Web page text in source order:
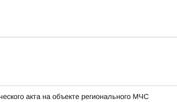
акта на объекте регионального МЧС